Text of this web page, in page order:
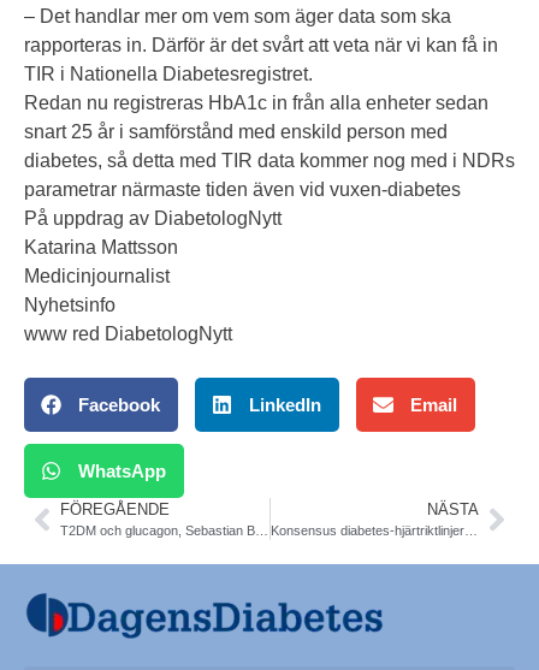
– Det handlar mer om vem som äger data som ska
rapporteras in. Därför är det svårt att veta när vi kan få in
TIR i Nationella Diabetesregistret.
Redan nu registreras HbA1c in från alla enheter sedan
snart 25 år i samförstånd med enskild person med
diabetes, så detta med TIR data kommer nog med i NDRs
parametrar närmaste tiden även vid vuxen-diabetes
På uppdrag av DiabetologNytt
Katarina Mattsson
Medicinjournalist
Nyhetsinfo
www red DiabetologNytt
Facebook LinkedIn Email
WhatsApp
FÖREGÅENDE NÄSTA
Konsensus diabetes-hjärtriktlinjer T2DM. SFD, Kardiologföreningen